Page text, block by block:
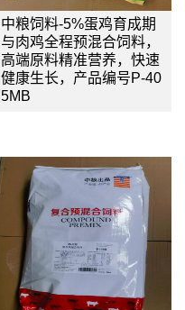
中粮饲料-5%蛋鸡育成期
与肉鸡全程预混合饲料，
高端原料精准营养，快速
健康生长，产品编号P-40
5MB